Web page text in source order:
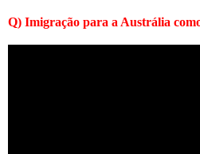
Q) Imigração para a Austrália